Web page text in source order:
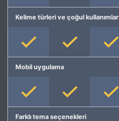
Kelime türleri ve çoğul kullanımlar
Mobil uygulama
Farklı tema seçenekleri